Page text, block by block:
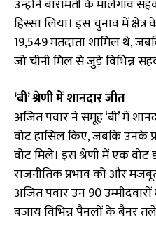
उन्होंने बारामती के मालेगांव
हिस्सा लिया। इस चुनाव में क्षेत्र
19,549 मतदाता शामिल थे,
जो चीनी मिल से जुड़े विभिन्न
‘बी’ श्रेणी में शानदार जीत
अजित पवार ने समूह ‘बी’ में
वोट हासिल किए, जबकि उनके
वोट मिले। इस श्रेणी में एक वोट
राजनीतिक प्रभाव को और
अजित पवार उन 90
बजाय विभिन्न पैनलों के बैनर